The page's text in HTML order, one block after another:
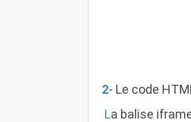
2- Le code
La balise